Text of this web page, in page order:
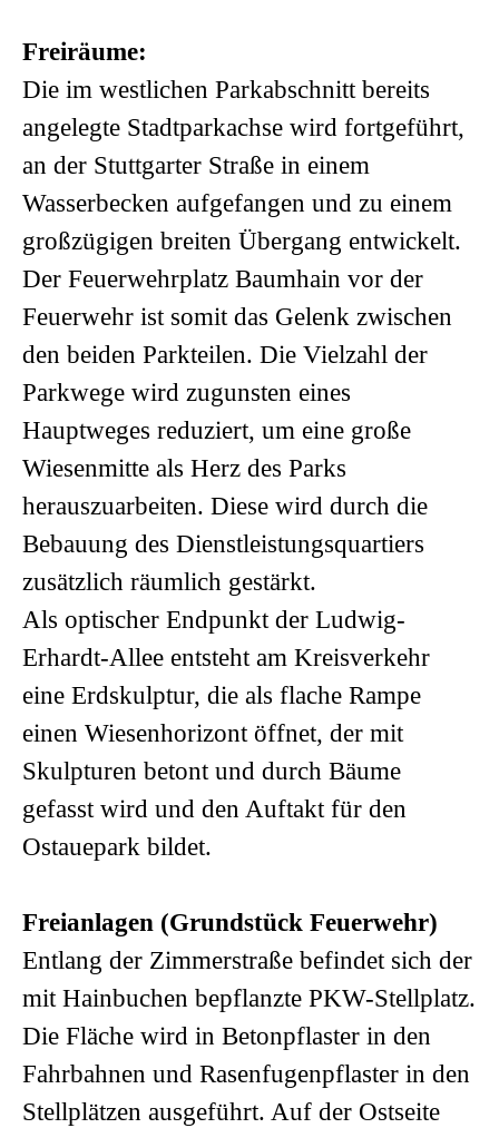
Freiräume:
Die im westlichen Parkabschnitt bereits
angelegte Stadtparkachse wird fortgeführt,
an der Stuttgarter Straße in einem
Wasserbecken aufgefangen und zu einem
großzügigen breiten Übergang entwickelt.
Der Feuerwehrplatz Baumhain vor der
Feuerwehr ist somit das Gelenk zwischen
den beiden Parkteilen. Die Vielzahl der
Parkwege wird zugunsten eines
Hauptweges reduziert, um eine große
Wiesenmitte als Herz des Parks
herauszuarbeiten. Diese wird durch die
Bebauung des Dienstleistungsquartiers
zusätzlich räumlich gestärkt.
Als optischer Endpunkt der Ludwig-
Erhardt-Allee entsteht am Kreisverkehr
eine Erdskulptur, die als flache Rampe
einen Wiesenhorizont öffnet, der mit
Skulpturen betont und durch Bäume
gefasst wird und den Auftakt für den
Ostauepark bildet.
Freianlagen (Grundstück Feuerwehr)
Entlang der Zimmerstraße befindet sich der
mit Hainbuchen bepflanzte PKW-Stellplatz.
Die Fläche wird in Betonpflaster in den
Fahrbahnen und Rasenfugenpflaster in den
Stellplätzen ausgeführt. Auf der Ostseite